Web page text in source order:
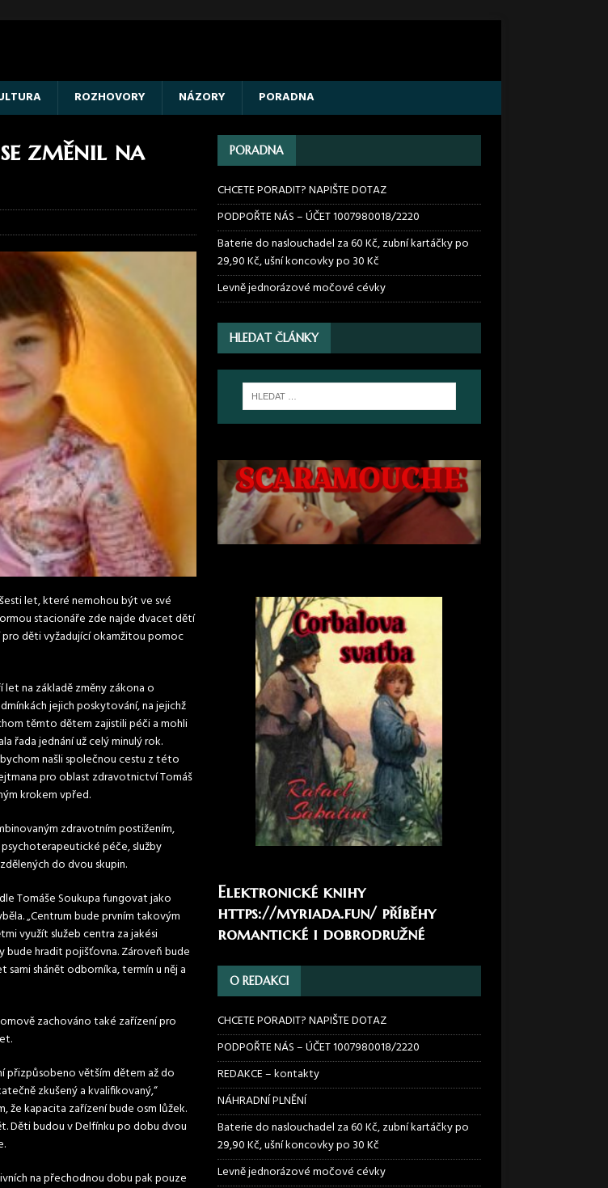
ROZHOVORY NÁZORY PORADNA
změnil na
let, které nemohou být ve své
stacionáře zde najde dvacet dětí
děti vyžadující okamžitou pomoc
na základě změny zákona o
jejich poskytování, na jejichž
těmto dětem zajistili péči a mohli
řada jednání už celý minulý rok.
našli společnou cestu z této
pro oblast zdravotnictví Tomáš
krokem vpřed.
zdravotním postižením,
péče, služby
do dvou skupin.
Tomáše Soukupa fungovat jako
„Centrum bude prvním takovým
využít služeb centra za jakési
bude hradit pojišťovna. Zároveň bude
shánět odborníka, termín u něj a
zachováno také zařízení pro
přizpůsobeno větším dětem až do
zkušený a kvalifikovaný,“
že kapacita zařízení bude osm lůžek.
Děti budou v Delfínku po dobu dvou
na přechodnou dobu pak pouze
PORADNA
CHCETE PORADIT? NAPIŠTE DOTAZ
PODPOŘTE NÁS – ÚČET 1007980018/2220
Baterie do naslouchadel za 60 Kč, zubní kartáčky po
29,90 Kč, ušní koncovky po 30 Kč
Levně jednorázové močové cévky
HLEDAT ČLÁNKY
Elektronické knihy
https://myriada.fun/příběhy
romantické i dobrodružné
O REDAKCI
CHCETE PORADIT? NAPIŠTE DOTAZ
PODPOŘTE NÁS – ÚČET 1007980018/2220
REDAKCE – kontakty
NÁHRADNÍ PLNĚNÍ
Baterie do naslouchadel za 60 Kč, zubní kartáčky po
29,90 Kč, ušní koncovky po 30 Kč
Levně jednorázové močové cévky